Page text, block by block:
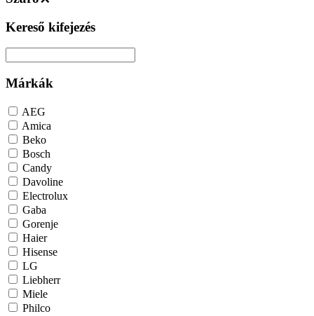
Kereső kifejezés
Márkák
AEG
Amica
Beko
Bosch
Candy
Davoline
Electrolux
Gaba
Gorenje
Haier
Hisense
LG
Liebherr
Miele
Philco